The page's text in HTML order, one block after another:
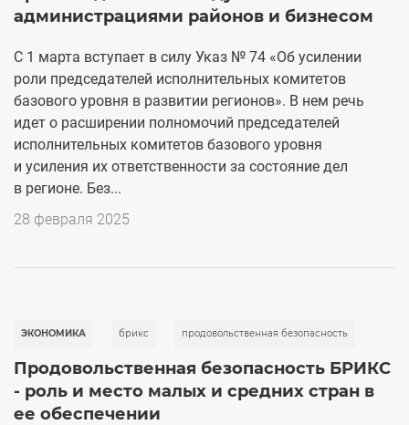
администрациями районов и бизнесом
С 1 марта вступает в силу Указ № 74 «Об усилении
роли председателей исполнительных комитетов
базового уровня в развитии регионов». В нем речь
идет о расширении полномочий председателей
исполнительных комитетов базового уровня
и усиления их ответственности за состояние дел
в регионе. Без...
28 февраля 2025
ЭКОНОМИКА брикс продовольственная безопасность
Продовольственная безопасность БРИКС
- роль и место малых и средних стран в
ее обеспечении